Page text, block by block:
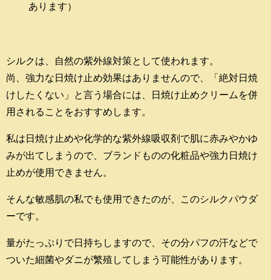
あります）
シルクは、自然の紫外線対策として使われます。
尚、強力な日焼け止め効果はありませんので、「絶対日焼
けしたくない」と言う場合には、日焼け止めクリームを併
用されることをおすすめします。
私は日焼け止めや化学的な紫外線吸収剤で肌に赤みやかゆ
みが出てしまうので、ブランドものの化粧品や強力日焼け
止めが使用できません。
そんな敏感肌の私でも使用できたのが、このシルクパウダ
ーです。
量がたっぷりで日持ちしますので、その分パフの汗などで
ついた細菌やダニが繁殖してしまう可能性があります。